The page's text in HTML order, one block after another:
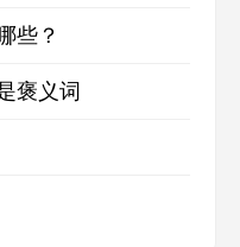
些？
褒义词